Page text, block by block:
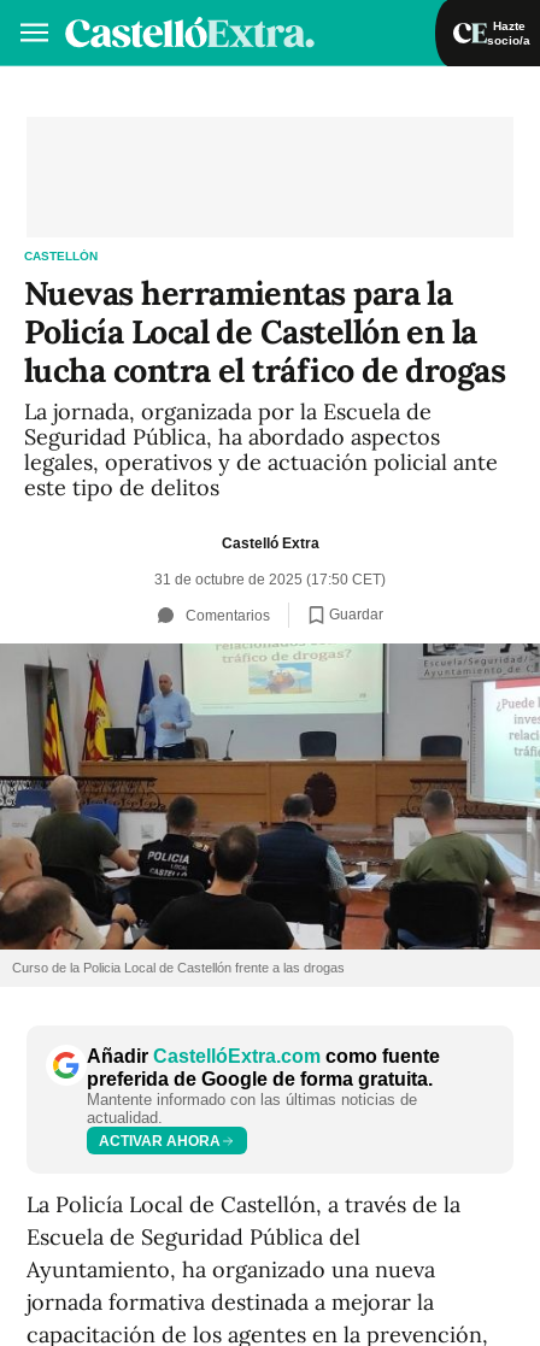
Hazte
socio/a
CASTELLÓN
Nuevas herramientas para la
Policía Local de Castellón en la
lucha contra el tráfico de drogas
La jornada, organizada por la Escuela de
Seguridad Pública, ha abordado aspectos
legales, operativos y de actuación policial ante
este tipo de delitos
Castelló Extra
31 de octubre de 2025 (17:50 CET)
Comentarios Guardar
Curso de la Policia Local de Castellón frente a las drogas
Añadir CastellóExtra.com como fuente
preferida de Google de forma gratuita.
Mantente informado con las últimas noticias de
actualidad.
ACTIVAR AHORA
La Policía Local de Castellón, a través de la
Escuela de Seguridad Pública del
Ayuntamiento, ha organizado una nueva
jornada formativa destinada a mejorar la
capacitación de los agentes en la prevención,